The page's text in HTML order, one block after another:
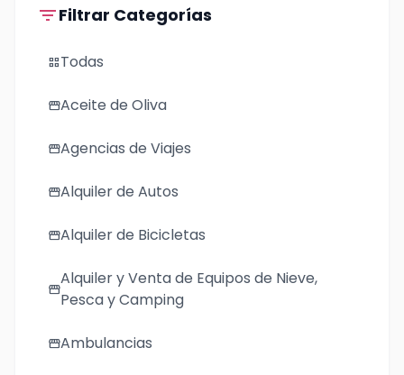
filter_listFiltrar Categorías
grid_viewTodas
storefrontAceite de Oliva
storefrontAgencias de Viajes
storefrontAlquiler de Autos
storefrontAlquiler de Bicicletas
storefront
Alquiler y Venta de Equipos de Nieve,
Pesca y Camping
storefrontAmbulancias